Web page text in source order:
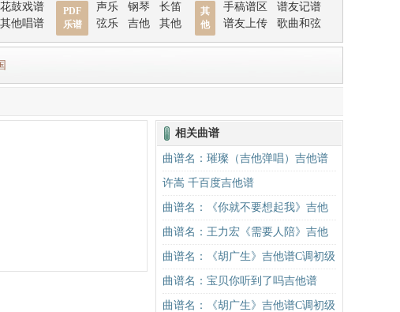
花鼓戏谱
其他唱谱
PDF
乐谱
声乐 钢琴
长笛
弦乐
吉他 其他
其
他
手稿谱区
谱友记谱
谱友上传
歌曲和弦
相关曲谱
曲谱名：璀璨（吉他弹唱）吉他谱
许嵩 千百度吉他谱
曲谱名：《你就不要想起我》吉他
谱C调简单版吉他谱
曲谱名：王力宏《需要人陪》吉他
谱C调原版（酷音小伟吉他教学）吉
他谱
曲谱名：《胡广生》吉他谱C调初级
进阶版（酷音小伟吉他弹唱教学）
吉他谱
曲谱名：宝贝你听到了吗吉他谱
曲谱名：《胡广生》吉他谱C调初级